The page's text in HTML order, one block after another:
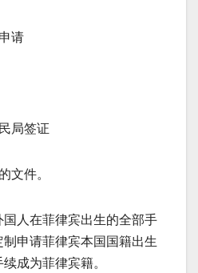
请
局签证
文件。
人在菲律宾出生的全部手
申请菲律宾本国国籍出生
成为菲律宾籍。